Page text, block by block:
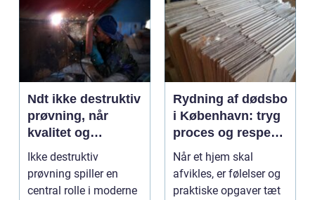
Ndt ikke destruktiv
prøvning, når
kvalitet og
sikkerhed er
afgørende
Ikke destruktiv
prøvning spiller en
central rolle i moderne
Rydning af dødsbo
i København: tryg
proces og respekt
for boet
Når et hjem skal
afvikles, er følelser og
praktiske opgaver tæt